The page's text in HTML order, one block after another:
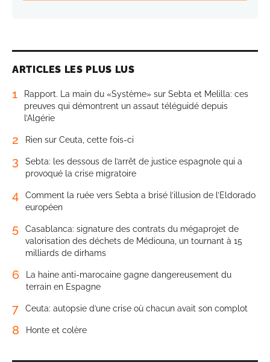
ARTICLES LES PLUS LUS
1
Rapport. La main du «Système» sur Sebta et Melilla: ces
preuves qui démontrent un assaut téléguidé depuis
l’Algérie
2 Rien sur Ceuta, cette fois-ci
3
Sebta: les dessous de l’arrêt de justice espagnole qui a
provoqué la crise migratoire
4
Comment la ruée vers Sebta a brisé l’illusion de l’Eldorado
européen
5
Casablanca: signature des contrats du mégaprojet de
valorisation des déchets de Médiouna, un tournant à 15
milliards de dirhams
6
La haine anti-marocaine gagne dangereusement du
terrain en Espagne
7 Ceuta: autopsie d’une crise où chacun avait son complot
8 Honte et colère